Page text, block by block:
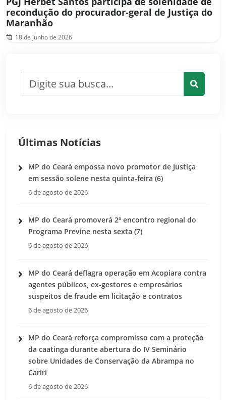
recondução do procurador-geral de Justiça do
Maranhão
18 de junho de 2026
Últimas Notícias
MP do Ceará empossa novo promotor de Justiça
em sessão solene nesta quinta-feira (6)
6 de agosto de 2026
MP do Ceará promoverá 2º encontro regional do
Programa Previne nesta sexta (7)
6 de agosto de 2026
MP do Ceará deflagra operação em Acopiara contra
agentes públicos, ex-gestores e empresários
suspeitos de fraude em licitação e contratos
6 de agosto de 2026
MP do Ceará reforça compromisso com a proteção
da caatinga durante abertura do IV Seminário
sobre Unidades de Conservação da Abrampa no
Cariri
6 de agosto de 2026